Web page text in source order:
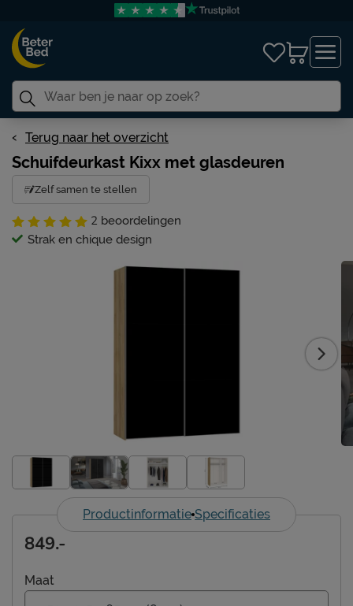
Terug naar het overzicht
Schuifdeurkast Kixx met glasdeuren
Zelf samen te stellen
2 beoordelingen
Strak en chique design
Productinformatie Specificaties
Maat
849.-